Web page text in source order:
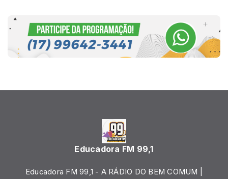
Educadora FM 99,1
Educadora FM 99,1 - A RÁDIO DO BEM COMUM |